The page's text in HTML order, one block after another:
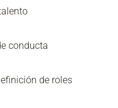
conducta
de roles